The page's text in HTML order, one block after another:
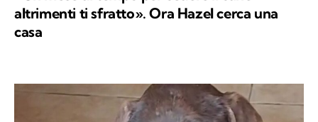
altrimenti ti sfratto». Ora Hazel cerca una
casa